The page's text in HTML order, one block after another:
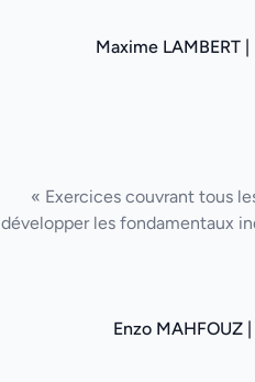
Maxime LAMBERT |
« Exercices couvrant tous
développer les fondamentaux
Enzo MAHFOUZ |